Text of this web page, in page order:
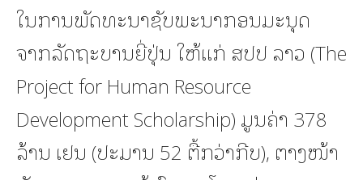
ໃນການພັດທະນາຊັບພະນາກອນມະນຸດ
ຈາກລັດຖະບານຍີ່ປຸ່ນ ໃຫ້ແກ່ ສປປ ລາວ (The
Project for Human Resource
Development Scholarship) ມູນຄ່າ 378
ລ້ານ ເຢນ (ປະມານ 52 ຕື້ກວ່າກີບ), ຕາງໜ້າ